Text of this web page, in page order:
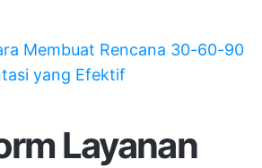
Membuat Rencana 30-60-90
yang Efektif
Layanan